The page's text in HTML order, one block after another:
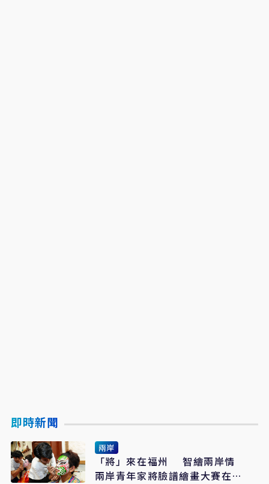
即時新聞
兩岸
「將」來在福州 智繪兩岸情
兩岸青年家將臉譜繪畫大賽在福